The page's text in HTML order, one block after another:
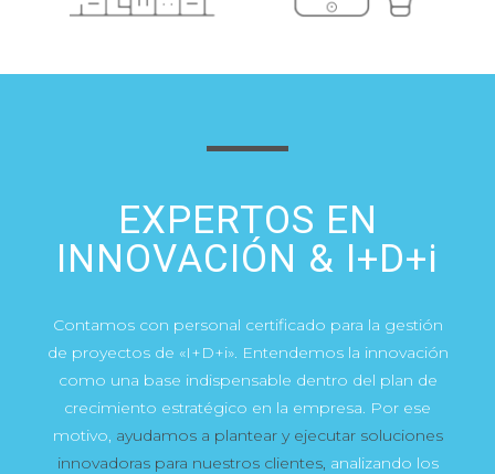
EXPERTOS EN
INNOVACIÓN & I+D+i
Contamos con personal certificado para la gestión
de proyectos de «I+D+i». Entendemos la innovación
como una base indispensable dentro del plan de
crecimiento estratégico en la empresa. Por ese
motivo, ayudamos a plantear y ejecutar soluciones
innovadoras para nuestros clientes, analizando los